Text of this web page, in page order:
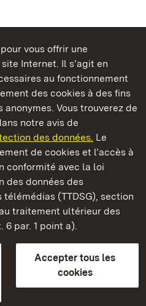
vous offrir une
Internet. Il s’agit en
au fonctionnement
des cookies à des fins
Vous trouverez de
notre avis de
des données. Le
de cookies et l’accès à
conformité avec la loi
des données des
(TTDSG), section
traitement ultérieur des
6 par. 1 point a).
Accepter tous les
cookies
du Bade-Wurtemberg
Baden‑Württemberg
du Bade-Wurtemberg
légales